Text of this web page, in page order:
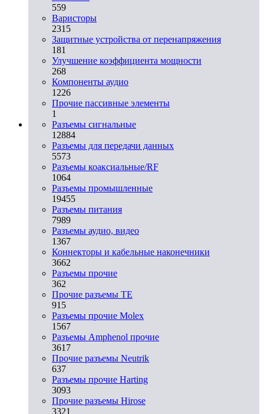
559
Варисторы
2315
Защитные устройства от перенапряжения
181
Улучшение коэффициента мощности
268
Компоненты аудио
1226
Прочие пассивные элементы
1
Разъeмы сигнальные
12884
Разъeмы для передачи данных
5573
Разъeмы коаксиальные/RF
1064
Разъeмы промышленные
19455
Разъeмы питания
7989
Разъeмы аудио, видео
1367
Коннекторы и кабельные наконечники
3662
Разъeмы прочие
362
Прочие разъемы TE
915
Разъемы прочие Molex
1567
Разъемы Amphenol прочие
3617
Прочие разъемы Neutrik
637
Разъемы прочие Harting
3093
Прочие разъемы Hirose
3321